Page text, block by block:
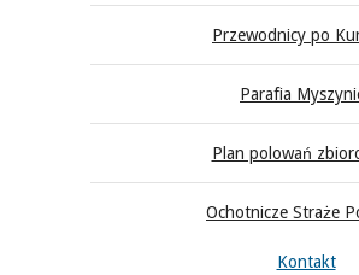
Przewodnicy po
Parafia
Plan polowań
Ochotnicze Straże
Kontakt